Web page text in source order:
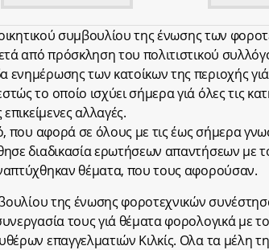
συμβουλίου της ένωσης των
από πρόσκληση του πολιτιστικού
των κατοίκων της περιοχής
το οποίο ισχύει σήμερα γιά όλες τις
αλλαγές.
που αφορά σε όλους με τις έως σήμερα
διαδικασία ερωτήσεων απαντήσεων με
θέματα, που τους αφορούσαν.
της ένωσης φοροτεχνικών
τους γιά θέματα φορολογικά με
επαγγελματιών Κιλκίς. Ολα τα μέλη